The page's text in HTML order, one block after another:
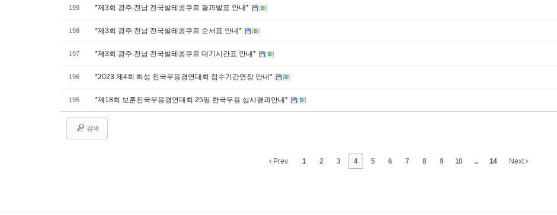
199 *제3회 광주.전남 전국발레콩쿠르 결과발표 안내*
198 *제3회 광주.전남 전국발레콩쿠르 순서표 안내*
197 *제3회 광주.전남 전국발레콩쿠르 대기시간표 안내*
196 *2023 제4회 화성 전국무용경연대회 접수기간연장 안내*
195 *제18회 보훈전국무용경연대회 25일 한국무용 심사결과안내*
검색
Prev 1 2 3 4 5 6 7 8 9 10 ... 14 Next